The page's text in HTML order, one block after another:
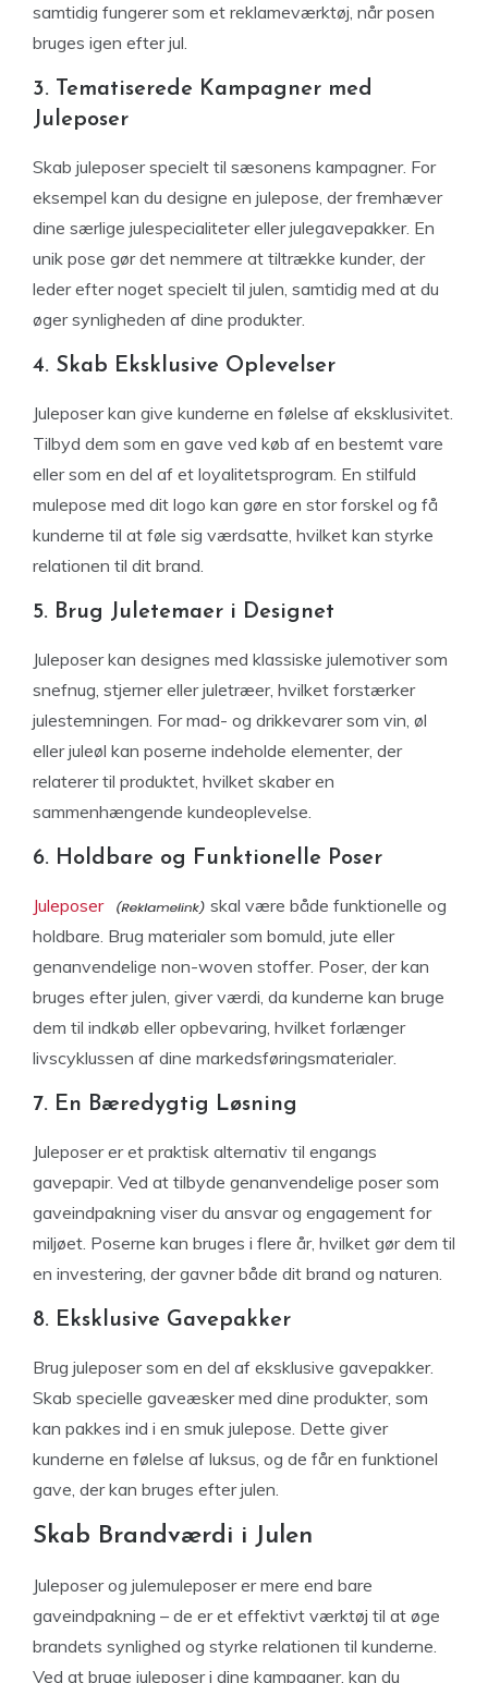
samtidig fungerer som et reklameværktøj, når posen
bruges igen efter jul.
3. Tematiserede Kampagner med
Juleposer
Skab juleposer specielt til sæsonens kampagner. For
eksempel kan du designe en julepose, der fremhæver
dine særlige julespecialiteter eller julegavepakker. En
unik pose gør det nemmere at tiltrække kunder, der
leder efter noget specielt til julen, samtidig med at du
øger synligheden af dine produkter.
4. Skab Eksklusive Oplevelser
Juleposer kan give kunderne en følelse af eksklusivitet.
Tilbyd dem som en gave ved køb af en bestemt vare
eller som en del af et loyalitetsprogram. En stilfuld
mulepose med dit logo kan gøre en stor forskel og få
kunderne til at føle sig værdsatte, hvilket kan styrke
relationen til dit brand.
5. Brug Juletemaer i Designet
Juleposer kan designes med klassiske julemotiver som
snefnug, stjerner eller juletræer, hvilket forstærker
julestemningen. For mad- og drikkevarer som vin, øl
eller juleøl kan poserne indeholde elementer, der
relaterer til produktet, hvilket skaber en
sammenhængende kundeoplevelse.
6. Holdbare og Funktionelle Poser
Juleposer
skal være både funktionelle og
holdbare. Brug materialer som bomuld, jute eller
genanvendelige non-woven stoffer. Poser, der kan
bruges efter julen, giver værdi, da kunderne kan bruge
dem til indkøb eller opbevaring, hvilket forlænger
livscyklussen af dine markedsføringsmaterialer.
7. En Bæredygtig Løsning
Juleposer er et praktisk alternativ til engangs
gavepapir. Ved at tilbyde genanvendelige poser som
gaveindpakning viser du ansvar og engagement for
miljøet. Poserne kan bruges i flere år, hvilket gør dem til
en investering, der gavner både dit brand og naturen.
8. Eksklusive Gavepakker
Brug juleposer som en del af eksklusive gavepakker.
Skab specielle gaveæsker med dine produkter, som
kan pakkes ind i en smuk julepose. Dette giver
kunderne en følelse af luksus, og de får en funktionel
gave, der kan bruges efter julen.
Skab Brandværdi i Julen
Juleposer og julemuleposer er mere end bare
gaveindpakning – de er et effektivt værktøj til at øge
brandets synlighed og styrke relationen til kunderne.
Ved at bruge juleposer i dine kampagner, kan du